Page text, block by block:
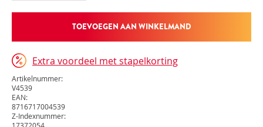
TOEVOEGEN AAN WINKELMAND
Extra voordeel met stapelkorting
Artikelnummer:
V4539
EAN:
8716717004539
Z-Indexnummer: